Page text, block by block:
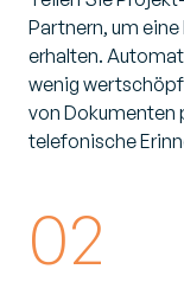
Partnern, um
erhalten.
wenig
von Dokumenten
telefonische
02